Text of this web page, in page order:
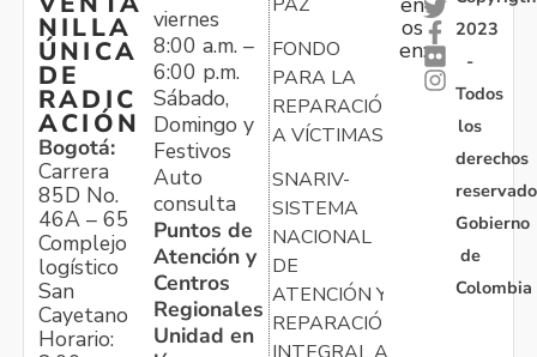
NILLA
ÚNICA
DE
RADIC
ACIÓN
Bogotá:
Carrera
85D No.
46A – 65
Complejo
logístico
San
Cayetano
Horario:
viernes
8:00 a.m. –
6:00 p.m.
Sábado,
Domingo y
Festivos
Auto
consulta
Puntos de
Atención y
Centros
Regionales
Unidad en
FONDO
PARA LA
REPARACIÓN
A VÍCTIMAS
SNARIV-
SISTEMA
NACIONAL
DE
ATENCIÓN Y
REPARACIÓN
os
en:
2023
-
Todos
los
derechos
Gobierno
de
Colombia